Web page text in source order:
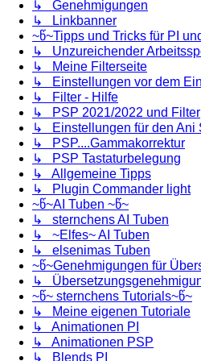
↳ Genehmigungen
↳ Linkbanner
~წ~Tipps und Tricks für PI
↳ Unzureichender
↳ Meine Filterseite
↳ Einstellungen vor dem
↳ Filter - Hilfe
↳ PSP 2021/2022 und Filter
↳ Einstellungen für den Ani
↳ PSP....Gammakorrektur
↳ PSP Tastaturbelegung
↳ Allgemeine Tipps
↳ Plugin Commander light
~წ~AI Tuben ~წ~
↳ sternchens AI Tuben
↳ ~Elfes~ AI Tuben
↳ elsenimas Tuben
~წ~Genehmigungen für
↳
~წ~ sternchens Tutorials~წ~
↳ Meine eigenen Tutoriale
↳ Animationen PI
↳ Animationen PSP
↳ Blends PI